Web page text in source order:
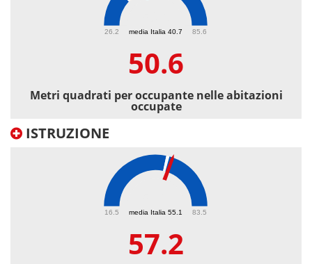
media Italia 40.7
26.2 85.6
50.6
Metri quadrati per occupante nelle abitazioni
occupate
ISTRUZIONE
media Italia 55.1
16.5 83.5
57.2